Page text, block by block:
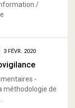
/
3 FÉVR. 2020
-
méthodologie de